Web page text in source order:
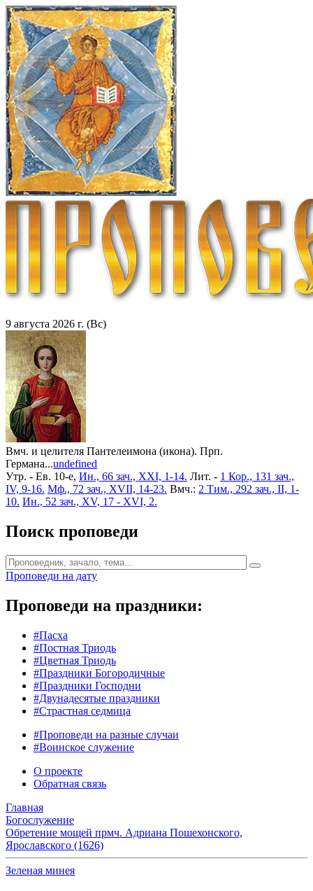
9 августа 2026 г. (Вс)
Вмч. и целителя Пантелеимона (икона). Прп.
Германа...undefined
Утр. - Ев. 10-е, Ин., 66 зач., XXI, 1-14. Лит. - 1 Кор., 131 зач.,
IV, 9-16. Мф., 72 зач., XVII, 14-23. Вмч.: 2 Тим., 292 зач., II, 1-
10. Ин., 52 зач., XV, 17 - XVI, 2.
Поиск проповеди
Проповеди на дату
Проповеди на праздники:
#Пасха
#Постная Триодь
#Цветная Триодь
#Праздники Богородичные
#Праздники Господни
#Двунадесятые праздники
#Страстная седмица
#Проповеди на разные случаи
#Воинское служение
О проекте
Обратная связь
Главная
Богослужение
Обретение мощей прмч. Адриана Пошехонского,
Ярославского (1626)
Зеленая минея